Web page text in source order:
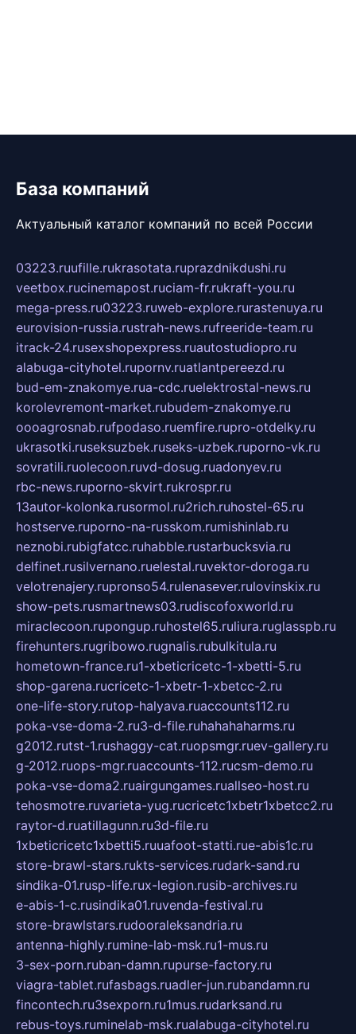
База компаний
Актуальный каталог компаний по всей России
03223.ruufille.rukrasotata.ruprazdnikdushi.ru
veetbox.rucinemapost.ruciam-fr.rukraft-you.ru
mega-press.ru03223.ruweb-explore.rurastenuya.ru
eurovision-russia.rustrah-news.rufreeride-team.ru
itrack-24.rusexshopexpress.ruautostudiopro.ru
alabuga-cityhotel.rupornv.ruatlantpereezd.ru
bud-em-znakomye.rua-cdc.ruelektrostal-news.ru
korolevremont-market.rubudem-znakomye.ru
oooagrosnab.rufpodaso.ruemfire.rupro-otdelky.ru
ukrasotki.ruseksuzbek.ruseks-uzbek.ruporno-vk.ru
sovratili.ruolecoon.ruvd-dosug.ruadonyev.ru
rbc-news.ruporno-skvirt.rukrospr.ru
13autor-kolonka.rusormol.ru2rich.ruhostel-65.ru
hostserve.ruporno-na-russkom.rumishinlab.ru
neznobi.rubigfatcc.ruhabble.rustarbucksvia.ru
delfinet.rusilvernano.ruelestal.ruvektor-doroga.ru
velotrenajery.rupronso54.rulenasever.rulovinskix.ru
show-pets.rusmartnews03.rudiscofoxworld.ru
miraclecoon.rupongup.ruhostel65.ruliura.ruglasspb.ru
firehunters.rugribowo.rugnalis.rubulkitula.ru
hometown-france.ru1-xbeticricetc-1-xbetti-5.ru
shop-garena.rucricetc-1-xbetr-1-xbetcc-2.ru
one-life-story.rutop-halyava.ruaccounts112.ru
poka-vse-doma-2.ru3-d-file.ruhahahaharms.ru
g2012.rutst-1.rushaggy-cat.ruopsmgr.ruev-gallery.ru
g-2012.ruops-mgr.ruaccounts-112.rucsm-demo.ru
poka-vse-doma2.ruairgungames.ruallseo-host.ru
tehosmotre.ruvarieta-yug.rucricetc1xbetr1xbetcc2.ru
raytor-d.ruatillagunn.ru3d-file.ru
1xbeticricetc1xbetti5.ruuafoot-statti.rue-abis1c.ru
store-brawl-stars.rukts-services.rudark-sand.ru
sindika-01.rusp-life.rux-legion.rusib-archives.ru
e-abis-1-c.rusindika01.ruvenda-festival.ru
store-brawlstars.rudooraleksandria.ru
antenna-highly.rumine-lab-msk.ru1-mus.ru
3-sex-porn.ruban-damn.rupurse-factory.ru
viagra-tablet.rufasbags.ruadler-jun.rubandamn.ru
fincontech.ru3sexporn.ru1mus.rudarksand.ru
rebus-toys.ruminelab-msk.rualabuga-cityhotel.ru